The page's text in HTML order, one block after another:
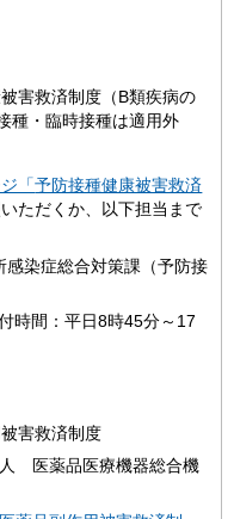
害救済制度（B類疾病の
・臨時接種は適用外
「予防接種健康被害救済
ただくか、以下担当まで
感染症総合対策課（予防接
時間：平日8時45分～17
害救済制度
医薬品医療機器総合機